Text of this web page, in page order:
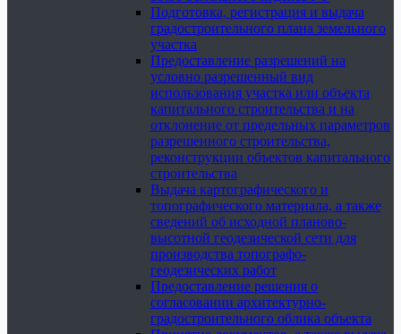
Подготовка, регистрация и выдача
градостроительного плана земельного
участка
Предоставление разрешений на
условно разрешенный вид
использования участка или объекта
капитального строительства и на
отклонение от предельных параметров
разрешенного строительства,
реконструкции объектов капитального
строительства
Выдача картографического и
топографического материала, а также
сведений об исходной планово-
высотной геодезической сети для
производства топографо-
геодезических работ
Предоставление решения о
согласовании архитектурно-
градостроительного облика объекта